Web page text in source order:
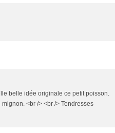
belle idée originale ce petit poisson.
<br /> <br /> Tendresses